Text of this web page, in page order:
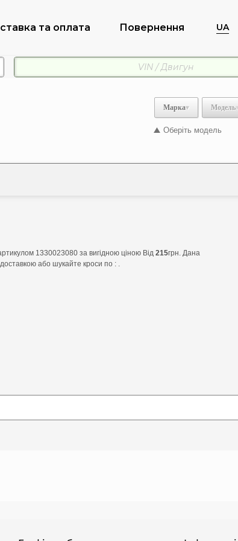
та оплата Повернення UA
Марка Модель
Оберіть модель
1330023080 за вигідною ціною Від 215грн. Дана
або шукайте кроси по : .